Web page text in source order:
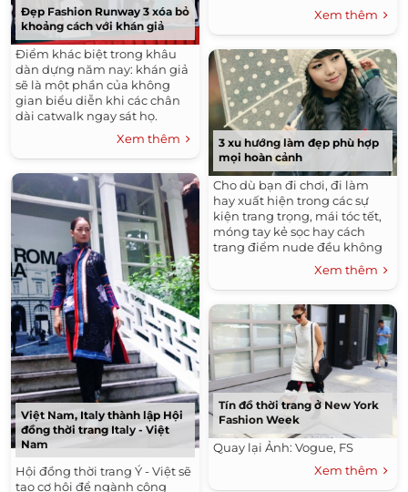
Đẹp Fashion Runway 3 xóa bỏ
khoảng cách với khán giả
Điểm khác biệt trong khâu
dàn dựng năm nay: khán giả
sẽ là một phần của không
gian biểu diễn khi các chân
dài catwalk ngay sát họ.
Xem thêm
Việt Nam, Italy thành lập Hội
đồng thời trang Italy - Việt
Nam
Hội đồng thời trang Ý - Việt sẽ
tạo cơ hội để ngành công
Xem thêm
3 xu hướng làm đẹp phù hợp
mọi hoàn cảnh
Cho dù bạn đi chơi, đi làm
hay xuất hiện trong các sự
kiện trang trọng, mái tóc tết,
móng tay kẻ sọc hay cách
trang điểm nude đều không
Xem thêm
Tín đồ thời trang ở New York
Fashion Week
Quay lại Ảnh: Vogue, FS
Xem thêm